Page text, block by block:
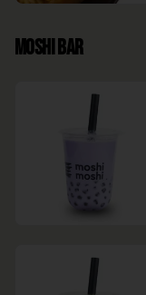
Moshi Bar